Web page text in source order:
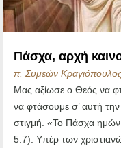
Πάσχα, αρχή
π. Συμεών
Μας αξίωσε ο Θεός να
να φτάσουμε σ’ αυτή
στιγμή. «Το Πάσχα
5:7). Υπέρ των